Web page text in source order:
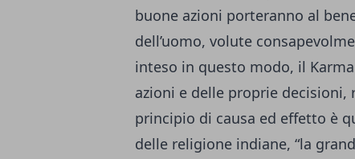
buone azioni porteranno al
dell’uomo, volute
inteso in questo modo, il
azioni e delle proprie
principio di causa ed effetto è
delle religione indiane, “la